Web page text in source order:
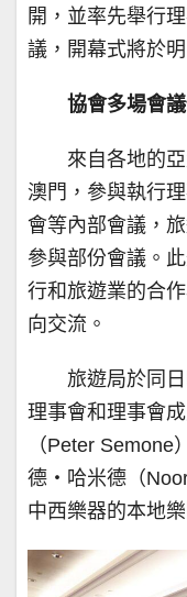
開，並率先舉行
議，開幕式將於
協會多場會
來自各地的
澳門，參與執行
會等內部會議，
參與部份會議。
行和旅遊業的合
向交流。
旅遊局於同
理事會和理事會
（Peter
德‧哈米德（
中西樂器的本地